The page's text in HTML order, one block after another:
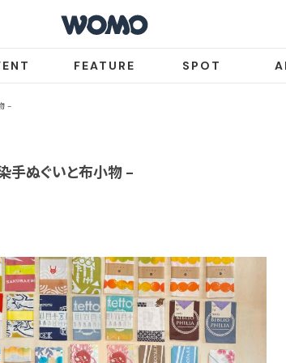
FEATURE SPOT
-
手ぬぐいと布小物 -